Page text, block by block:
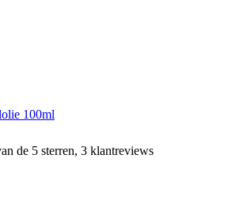
100ml
de 5 sterren, 3 klantreviews